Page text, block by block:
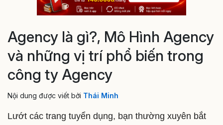
Agency là gì?, Mô Hình Agency
và những vị trí phổ biến trong
công ty Agency
Nội dung được viết bởi Thái Minh
Lướt các trang tuyển dụng, bạn thường xuyên bắt